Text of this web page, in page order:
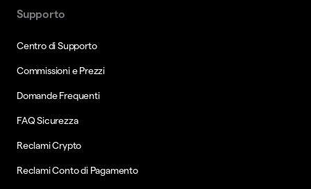
Supporto
Centro di Supporto
Commissioni e Prezzi
Domande Frequenti
FAQ Sicurezza
Reclami Crypto
Reclami Conto di Pagamento